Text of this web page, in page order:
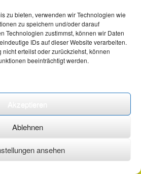
zu bieten, verwenden wir Technologien wie
zu speichern und/oder darauf
Technologien zustimmst, können wir Daten
IDs auf dieser Website verarbeiten.
erteilst oder zurückziehst, können
beeinträchtigt werden.
Ablehnen
ansehen
·AGB ·Datenschutzerklärung ·Impressum ·